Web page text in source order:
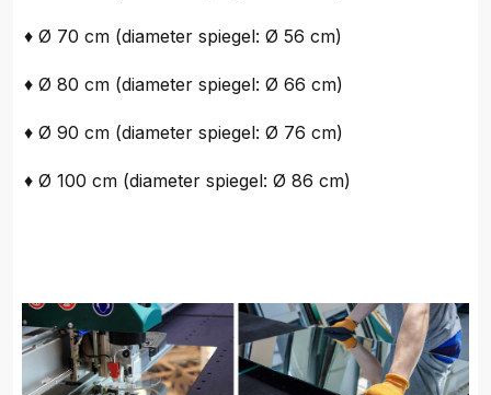
♦ Ø 70 cm (diameter spiegel: Ø 56 cm)
♦ Ø 80 cm (diameter spiegel: Ø 66 cm)
♦ Ø 90 cm (diameter spiegel: Ø 76 cm)
♦ Ø 100 cm (diameter spiegel: Ø 86 cm)